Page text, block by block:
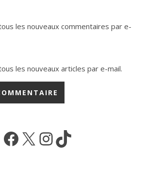
les nouveaux commentaires par e-
les nouveaux articles par e-mail.
Facebook
X Instagram
TikTok